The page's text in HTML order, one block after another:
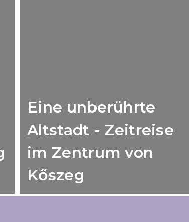
Eine unberührte
Altstadt - Zeitreise
im Zentrum von
Kőszeg